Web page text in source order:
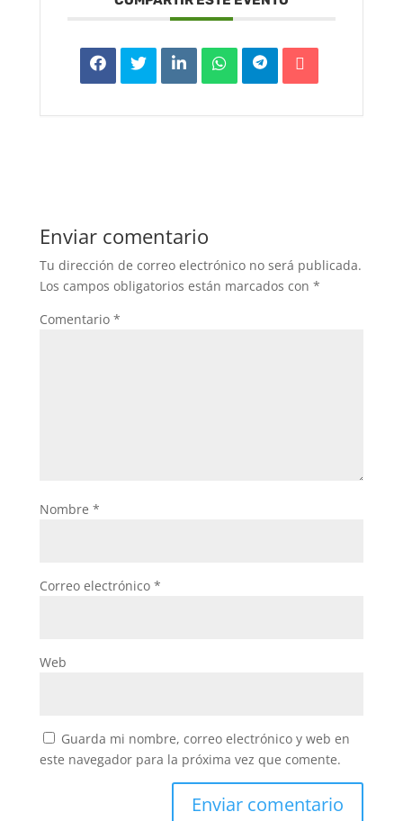
Enviar comentario
Tu dirección de correo electrónico no será publicada.
Los campos obligatorios están marcados con *
Comentario *
Nombre *
Correo electrónico *
Web
Guarda mi nombre, correo electrónico y web en
este navegador para la próxima vez que comente.